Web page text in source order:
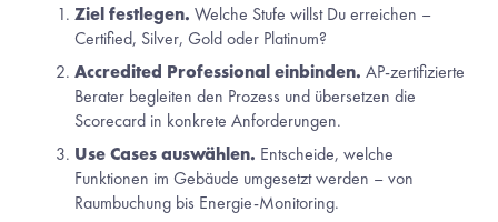
Ziel festlegen. Welche Stufe willst Du erreichen –
Certified, Silver, Gold oder Platinum?
Accredited Professional einbinden. AP-zertifizierte
Berater begleiten den Prozess und übersetzen die
Scorecard in konkrete Anforderungen.
Use Cases auswählen. Entscheide, welche
Funktionen im Gebäude umgesetzt werden – von
Raumbuchung bis Energie-Monitoring.